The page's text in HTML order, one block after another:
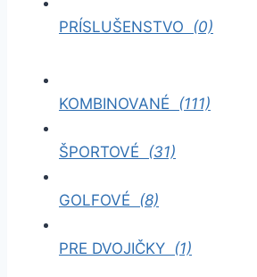
PRÍSLUŠENSTVO (0)
KOMBINOVANÉ (111)
ŠPORTOVÉ (31)
GOLFOVÉ (8)
PRE DVOJIČKY (1)